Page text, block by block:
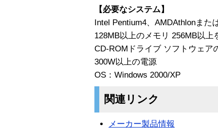
【必要なシステム】
Intel Pentium4、AMDAthlonまた
128MB以上のメモリ 256MB以上
CD-ROMドライブ ソフトウェア
300W以上の電源
OS：Windows 2000/XP
関連リンク
メーカー製品情報